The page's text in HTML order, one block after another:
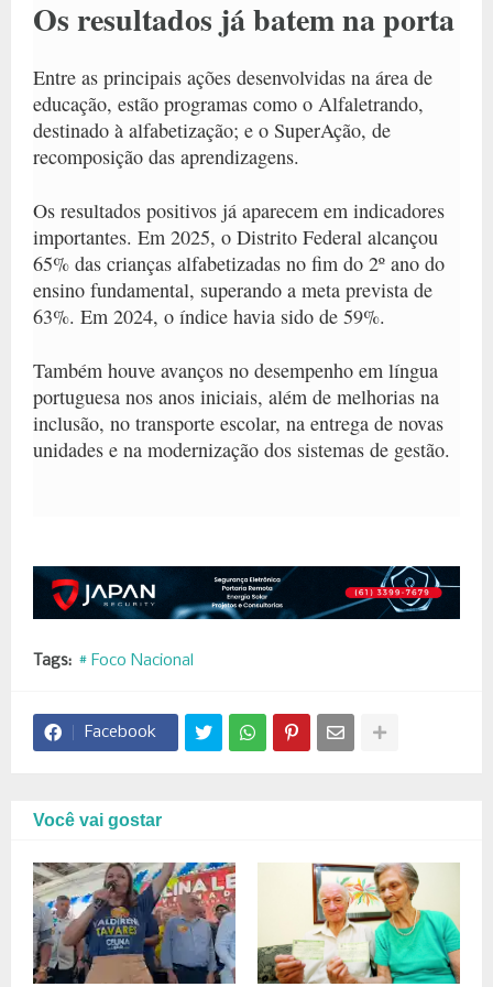
Os resultados já batem na porta
Entre as principais ações desenvolvidas na área de
educação, estão programas como o Alfaletrando,
destinado à alfabetização; e o SuperAção, de
recomposição das aprendizagens.
Os resultados positivos já aparecem em indicadores
importantes. Em 2025, o Distrito Federal alcançou
65% das crianças alfabetizadas no fim do 2º ano do
ensino fundamental, superando a meta prevista de
63%. Em 2024, o índice havia sido de 59%.
Também houve avanços no desempenho em língua
portuguesa nos anos iniciais, além de melhorias na
inclusão, no transporte escolar, na entrega de novas
unidades e na modernização dos sistemas de gestão.
Tags: # Foco Nacional
Facebook
Você vai gostar